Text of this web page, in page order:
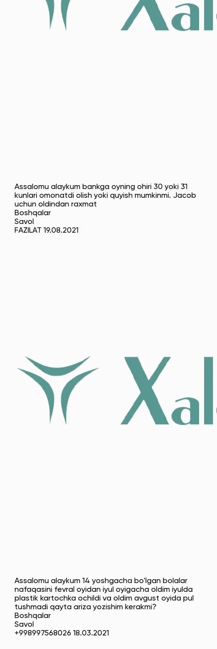
Assalomu alaykum bankga oyning ohiri 30 yoki 31
kunlari omonatdi olish yoki quyish mumkinmi. Jacob
uchun oldindan raxmat
Boshqalar
Savol
FAZILAT 19.08.2021
Assalomu alaykum 14 yoshgacha bo'lgan bolalar
nafaqasini fevral oyidan iyul oyigacha oldim iyulda
plastik kartochka ochildi va oldim avgust oyida pul
tushmadi qayta ariza yozishim kerakmi?
Boshqalar
Savol
+998997568026 18.03.2021